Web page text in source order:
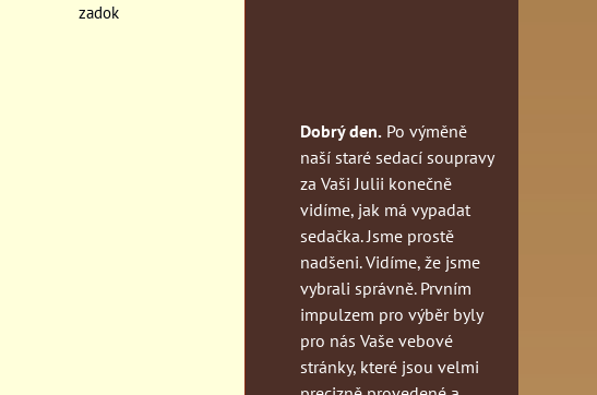
zadok
Dobrý den. Po výměně
naší staré sedací soupravy
za Vaši Julii konečně
vidíme, jak má vypadat
sedačka. Jsme prostě
nadšeni. Vidíme, že jsme
vybrali správně. Prvním
impulzem pro výběr byly
pro nás Vaše vebové
stránky, které jsou velmi